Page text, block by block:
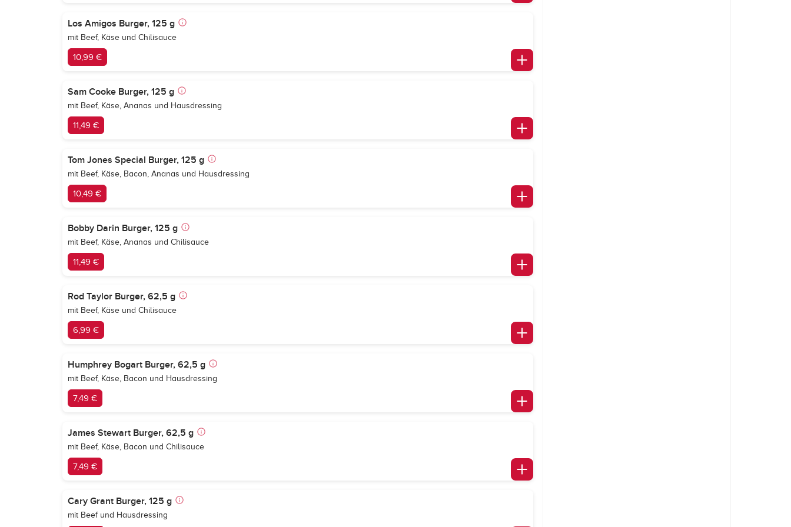
Los Amigos Burger, 125 g
mit Beef, Käse und Chilisauce
10,99 €
Sam Cooke Burger, 125 g
mit Beef, Käse, Ananas und Hausdressing
11,49 €
Tom Jones Special Burger, 125 g
mit Beef, Käse, Bacon, Ananas und Hausdressing
10,49 €
Bobby Darin Burger, 125 g
mit Beef, Käse, Ananas und Chilisauce
11,49 €
Rod Taylor Burger, 62,5 g
mit Beef, Käse und Chilisauce
6,99 €
Humphrey Bogart Burger, 62,5 g
mit Beef, Käse, Bacon und Hausdressing
7,49 €
James Stewart Burger, 62,5 g
mit Beef, Käse, Bacon und Chilisauce
7,49 €
Cary Grant Burger, 125 g
mit Beef und Hausdressing